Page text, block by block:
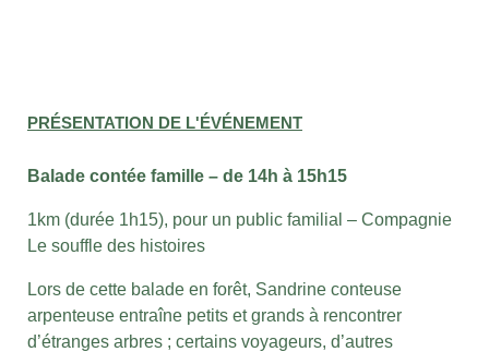
PRÉSENTATION DE L'ÉVÉNEMENT
Balade contée famille – de 14h à 15h15
1km (durée 1h15), pour un public familial – Compagnie
Le souffle des histoires
Lors de cette balade en forêt, Sandrine conteuse
arpenteuse entraîne petits et grands à rencontrer
d’étranges arbres ; certains voyageurs, d’autres